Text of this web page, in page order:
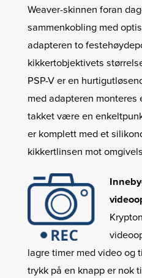
Weaver-skinnen foran
sammenkobling med
adapteren to
kikkertobjektivets
PSP-V er en
med adapteren
takket være en
er komplett med et
kikkertlinsen mot
lagre timer med video og
trykk på en knapp er nok